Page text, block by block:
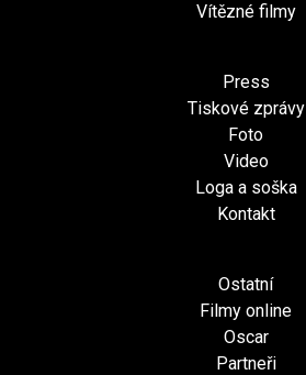
Vítězné filmy
Press
Tiskové zprávy
Foto
Video
Loga a soška
Kontakt
Ostatní
Filmy online
Oscar
Partneři